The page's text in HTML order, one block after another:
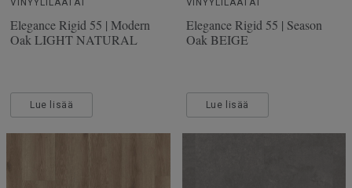
VINYYLILAATAT
Elegance Rigid 55 | Modern
Oak LIGHT NATURAL
Lue lisää
VINYYLILAATAT
Elegance Rigid 55 | Season
Oak BEIGE
Lue lisää